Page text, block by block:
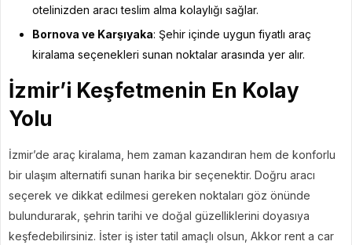
otelinizden aracı teslim alma kolaylığı sağlar.
Bornova ve Karşıyaka: Şehir içinde uygun fiyatlı araç
kiralama seçenekleri sunan noktalar arasında yer alır.
İzmir’i Keşfetmenin En Kolay
Yolu
İzmir’de araç kiralama, hem zaman kazandıran hem de konforlu
bir ulaşım alternatifi sunan harika bir seçenektir. Doğru aracı
seçerek ve dikkat edilmesi gereken noktaları göz önünde
bulundurarak, şehrin tarihi ve doğal güzelliklerini doyasıya
keşfedebilirsiniz. İster iş ister tatil amaçlı olsun, Akkor rent a car